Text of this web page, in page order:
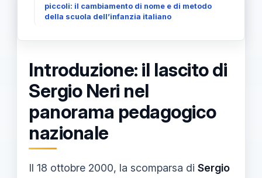
piccoli: il cambiamento di nome e di metodo
della scuola dell’infanzia italiano
Introduzione: il lascito di
Sergio Neri nel
panorama pedagogico
nazionale
Il 18 ottobre 2000, la scomparsa di Sergio